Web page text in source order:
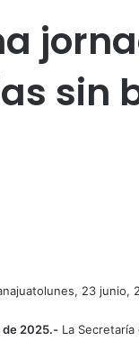
sin
lunes, 23 junio,
de 2025.- La